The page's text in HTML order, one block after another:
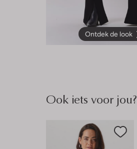
Ontdek de look
Ook iets voor jou?